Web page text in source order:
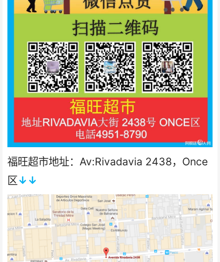
福旺超市地址：Av:Rivadavia 2438，Once
区↓↓